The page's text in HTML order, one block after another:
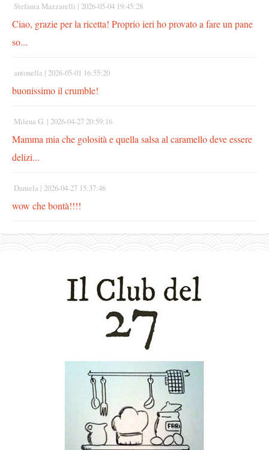
Stefania Mazzarelli | 2026-05-04 19:45:28
Ciao, grazie per la ricetta! Proprio ieri ho provato a fare un pane
so...
antonella | 2026-05-01 16:55:20
buonissimo il crumble!
Milena G. | 2026-04-27 20:59:16
Mamma mia che golosità e quella salsa al caramello deve essere
delizi...
Daniela | 2026-04-27 15:37:46
wow che bontà!!!!